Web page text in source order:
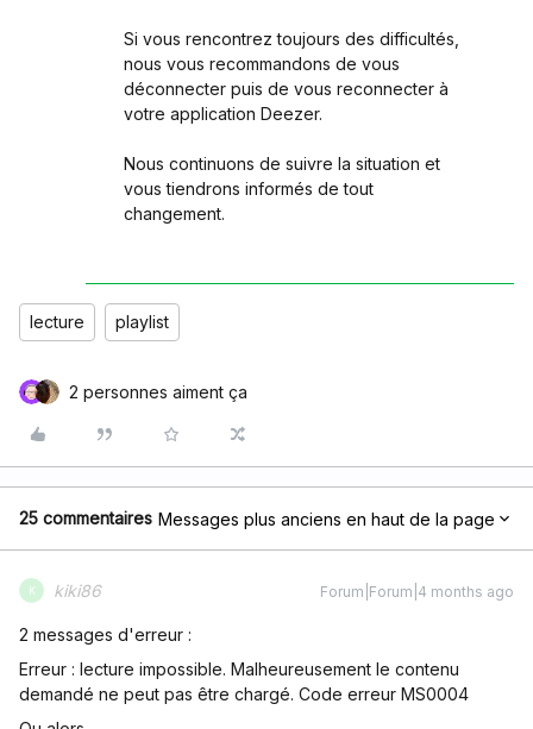
Si vous rencontrez toujours des difficultés,
nous vous recommandons de vous
déconnecter puis de vous reconnecter à
votre application Deezer.
Nous continuons de suivre la situation et
vous tiendrons informés de tout
changement.
lecture playlist
2 personnes aiment ça
25 commentaires Messages plus anciens en haut de la page
K kiki86 Forum|Forum|4 months ago
2 messages d'erreur :
Erreur : lecture impossible. Malheureusement le contenu
demandé ne peut pas être chargé. Code erreur MS0004